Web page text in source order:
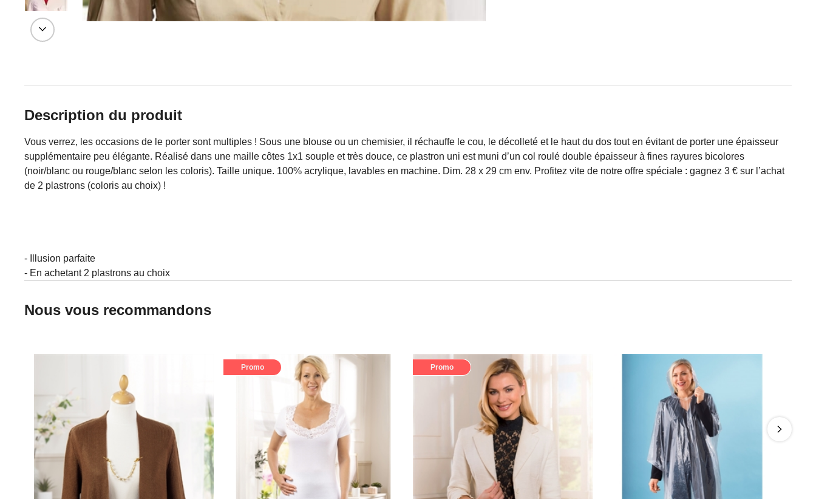
Description du produit
Vous verrez, les occasions de le porter sont multiples ! Sous une blouse ou un chemisier, il réchauffe le cou, le décolleté et le haut du dos tout en évitant de porter une épaisseur
supplémentaire peu élégante. Réalisé dans une maille côtes 1x1 souple et très douce, ce plastron uni est muni d’un col roulé double épaisseur à fines rayures bicolores
(noir/blanc ou rouge/blanc selon les coloris). Taille unique. 100% acrylique, lavables en machine. Dim. 28 x 29 cm env. Profitez vite de notre offre spéciale : gagnez 3 € sur l’achat
de 2 plastrons (coloris au choix) !
- Illusion parfaite
- En achetant 2 plastrons au choix
Nous vous recommandons
Promo Promo